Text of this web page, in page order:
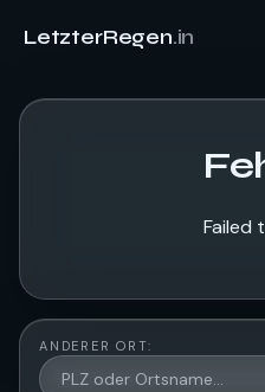
LetzterRegen.in
Failed
ANDERER ORT: